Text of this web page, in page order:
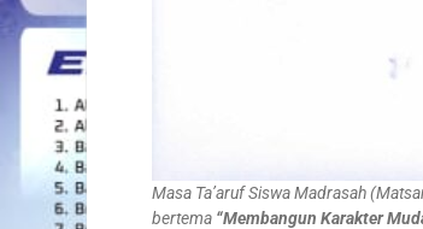
Masa Ta’aruf Siswa Madrasah
bertema “Membangun Karakter